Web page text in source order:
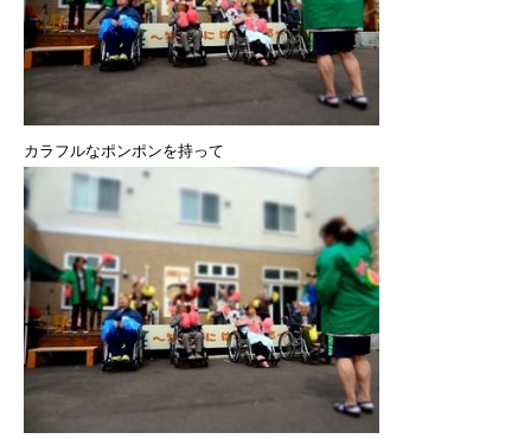
カラフルなポンポンを持って